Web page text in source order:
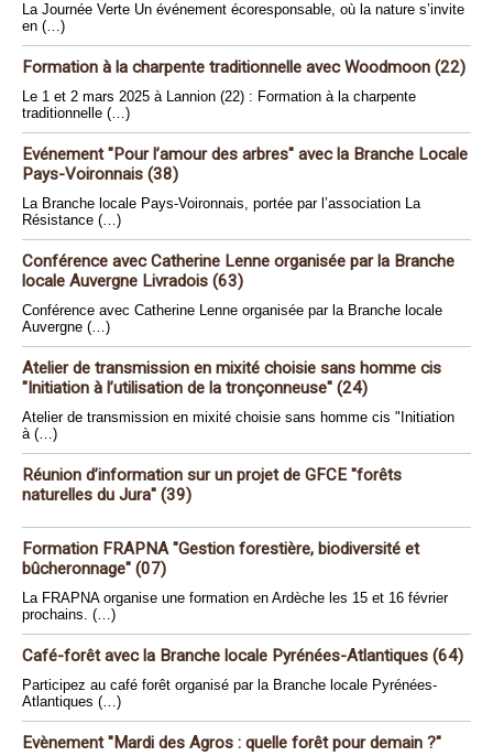
La Journée Verte Un événement écoresponsable, où la nature s’invite
en (…)
Formation à la charpente traditionnelle avec Woodmoon (22)
Le 1 et 2 mars 2025 à Lannion (22) : Formation à la charpente
traditionnelle (…)
Evénement "Pour l’amour des arbres" avec la Branche Locale
Pays-Voironnais (38)
La Branche locale Pays-Voironnais, portée par l’association La
Résistance (…)
Conférence avec Catherine Lenne organisée par la Branche
locale Auvergne Livradois (63)
Conférence avec Catherine Lenne organisée par la Branche locale
Auvergne (…)
Atelier de transmission en mixité choisie sans homme cis
"Initiation à l’utilisation de la tronçonneuse" (24)
Atelier de transmission en mixité choisie sans homme cis "Initiation
à (…)
Réunion d’information sur un projet de GFCE "forêts
naturelles du Jura" (39)
Formation FRAPNA "Gestion forestière, biodiversité et
bûcheronnage" (07)
La FRAPNA organise une formation en Ardèche les 15 et 16 février
prochains. (…)
Café-forêt avec la Branche locale Pyrénées-Atlantiques (64)
Participez au café forêt organisé par la Branche locale Pyrénées-
Atlantiques (…)
Evènement "Mardi des Agros : quelle forêt pour demain ?"